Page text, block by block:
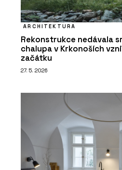
ARCHITEKTURA
Rekonstrukce nedávala
chalupa v Krkonoších
začátku
27. 5. 2026